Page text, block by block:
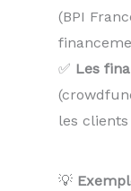
(BPI
✅ Les
les clients
💡